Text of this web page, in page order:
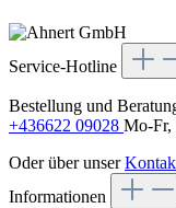
Service-Hotline
Bestellung und
+436622 09028 Mo-Fr,
Oder über unser
Informationen